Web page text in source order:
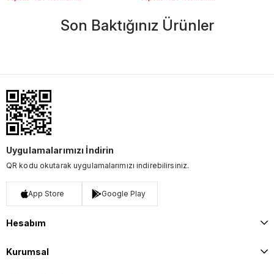
Son Baktığınız Ürünler
Uygulamalarımızı İndirin
QR kodu okutarak uygulamalarımızı indirebilirsiniz.
App Store Google Play
Hesabım
Kurumsal